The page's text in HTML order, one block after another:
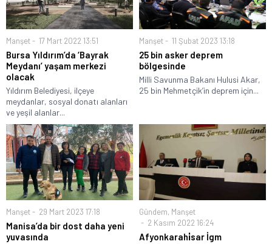
Manşet 17 Mart 2022 13:51
Bursa Yıldırım’da ‘Bayrak
Meydanı’ yaşam merkezi
olacak
Yıldırım Belediyesi, ilçeye
meydanlar, sosyal donatı alanları
ve yeşil alanlar...
Manşet 11 Şubat 2023 13:18
25 bin asker deprem
bölgesinde
Milli Savunma Bakanı Hulusi Akar,
25 bin Mehmetçik’in deprem için...
Manşet 29 Mart 2023 17:18
Manisa’da bir dost daha yeni
yuvasında
Gündem, Manşet
2 Kasım 2022 16:24
Afyonkarahi̇sar İgm